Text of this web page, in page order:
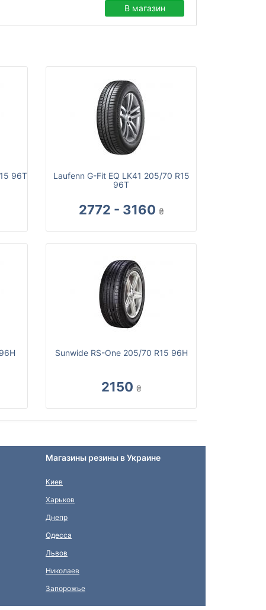
В магазин
96T
Laufenn G-Fit EQ LK41 205/70 R15
96T
2772 - 3160 ₴
Sunwide RS-One 205/70 R15 96H
2150 ₴
Магазины резины в Украине
Киев
Харьков
Днепр
Одесса
Львов
Николаев
Запорожье